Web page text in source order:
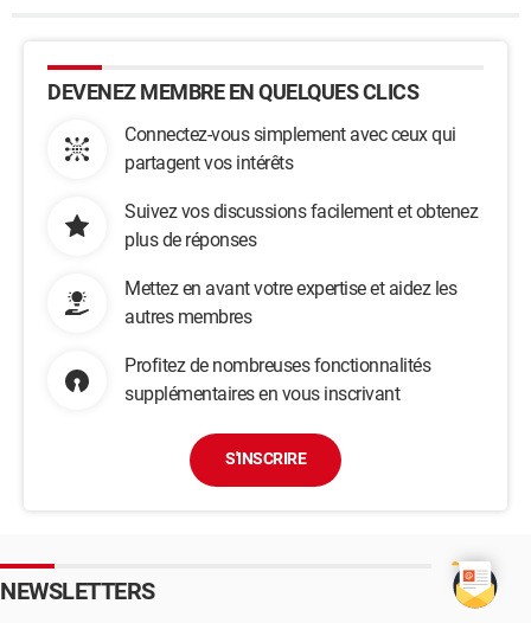
DEVENEZ MEMBRE EN QUELQUES CLICS
Connectez-vous simplement avec ceux qui
partagent vos intérêts
Suivez vos discussions facilement et obtenez
plus de réponses
Mettez en avant votre expertise et aidez les
autres membres
Profitez de nombreuses fonctionnalités
supplémentaires en vous inscrivant
S'INSCRIRE
NEWSLETTERS